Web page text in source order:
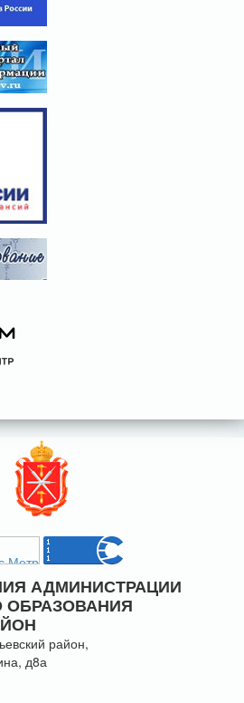
АДМИНИСТРАЦИИ
район,
д8а